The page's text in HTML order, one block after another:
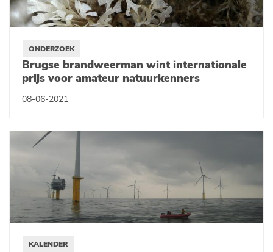
ONDERZOEK
Brugse brandweerman wint internationale
prijs voor amateur natuurkenners
08-06-2021
KALENDER